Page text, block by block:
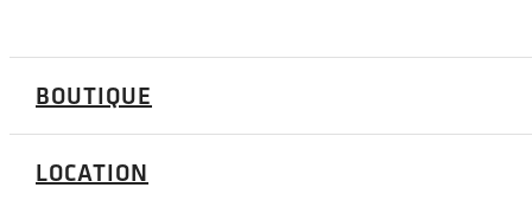
BOUTIQUE
LOCATION